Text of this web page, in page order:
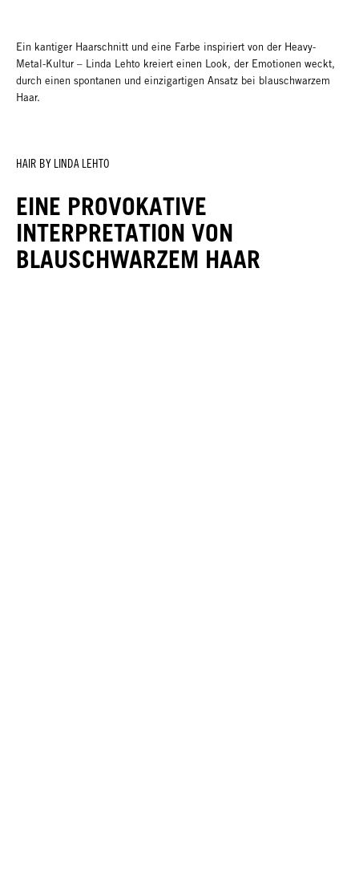
Ein kantiger Haarschnitt und eine Farbe inspiriert von der Heavy-
Metal-Kultur – Linda Lehto kreiert einen Look, der Emotionen weckt,
durch einen spontanen und einzigartigen Ansatz bei blauschwarzem
Haar.
HAIR BY LINDA LEHTO
EINE PROVOKATIVE
INTERPRETATION VON
BLAUSCHWARZEM HAAR